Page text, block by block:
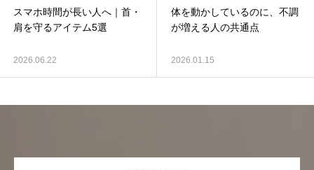
スマホ時間が長い人へ｜首・
肩を守るアイテム5選
2026.06.22
体を動かしているのに、不調
が増える人の共通点
2026.01.15